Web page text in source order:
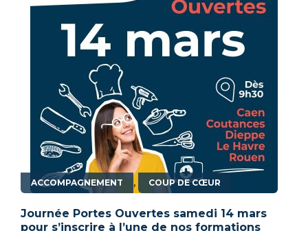
ACCOMPAGNEMENT , COUP DE CŒUR
Journée Portes Ouvertes samedi 14 mars
pour s’inscrire à l’une de nos formations